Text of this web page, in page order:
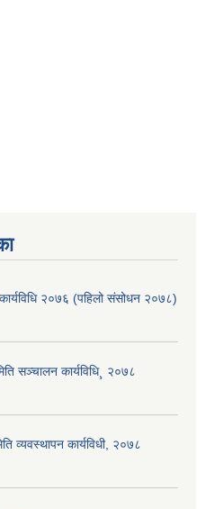
२०७६ (पहिलो संसोधन २०७८)
सञ्चालन कार्यविधि¸ २०७८
व्यवस्थापन कार्यविधी, २०७८